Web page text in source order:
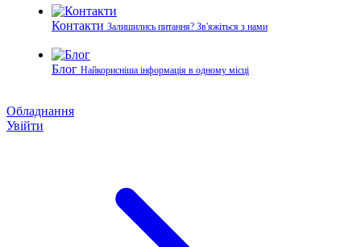
Контакти Залишились питання? Зв'яжіться з нами
Блог Найкорисніша інформація в одному місці
Обладнання
Увійти